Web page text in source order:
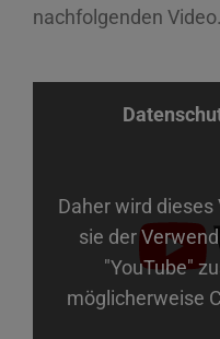
nachfolgenden Video.
Daher wird
sie der
"YouTube"
möglicherweise